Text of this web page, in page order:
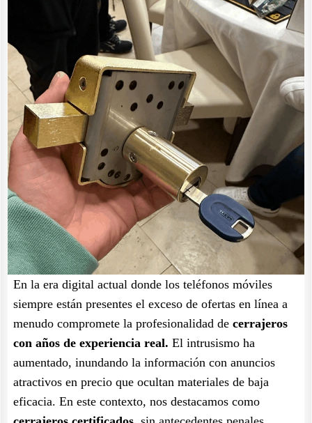
En la era digital actual donde los teléfonos móviles
siempre están presentes el exceso de ofertas en línea a
menudo compromete la profesionalidad de cerrajeros
con años de experiencia real. El intrusismo ha
aumentado, inundando la información con anuncios
atractivos en precio que ocultan materiales de baja
eficacia. En este contexto, nos destacamos como